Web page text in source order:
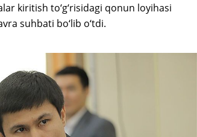
kiritish to‘g‘risidagi qonun loyihasi
suhbati bo‘lib o‘tdi.